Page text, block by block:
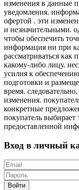
изменения в данные
уведомления.
офертой . эти
и незначительными.
чтобы обеспечить
информация ни при
рассматриваться как
какому-либо лицу.
усилия к
подготовки и
время.
изменения.
конкретные
покупатель выбирает
предоставленной
Вход в личный
Войти